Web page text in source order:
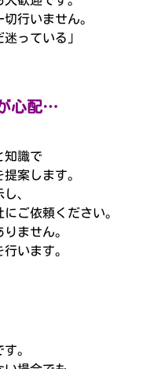
行いません。
っている」
心配…
知識で
案します。
、
ご依頼ください。
ません。
います。
。